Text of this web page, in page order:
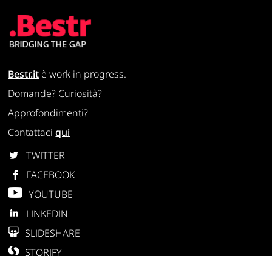
Bestr.it è work in progress.
Domande? Curiosità?
Approfondimenti?
Contattaciqui
TWITTER
FACEBOOK
YOUTUBE
LINKEDIN
SLIDESHARE
STORIFY